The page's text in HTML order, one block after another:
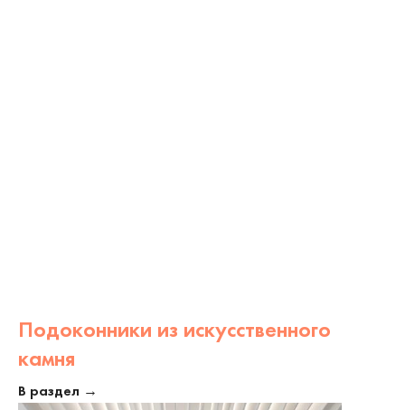
Подоконники из искусственного
камня
В раздел →